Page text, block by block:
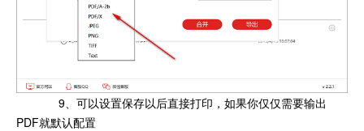
9、可以设置保存以后直接打印，如果你仅仅需要输出
PDF就默认配置